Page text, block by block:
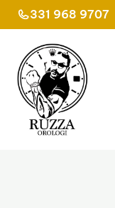
al
contenuto
331 968 9707